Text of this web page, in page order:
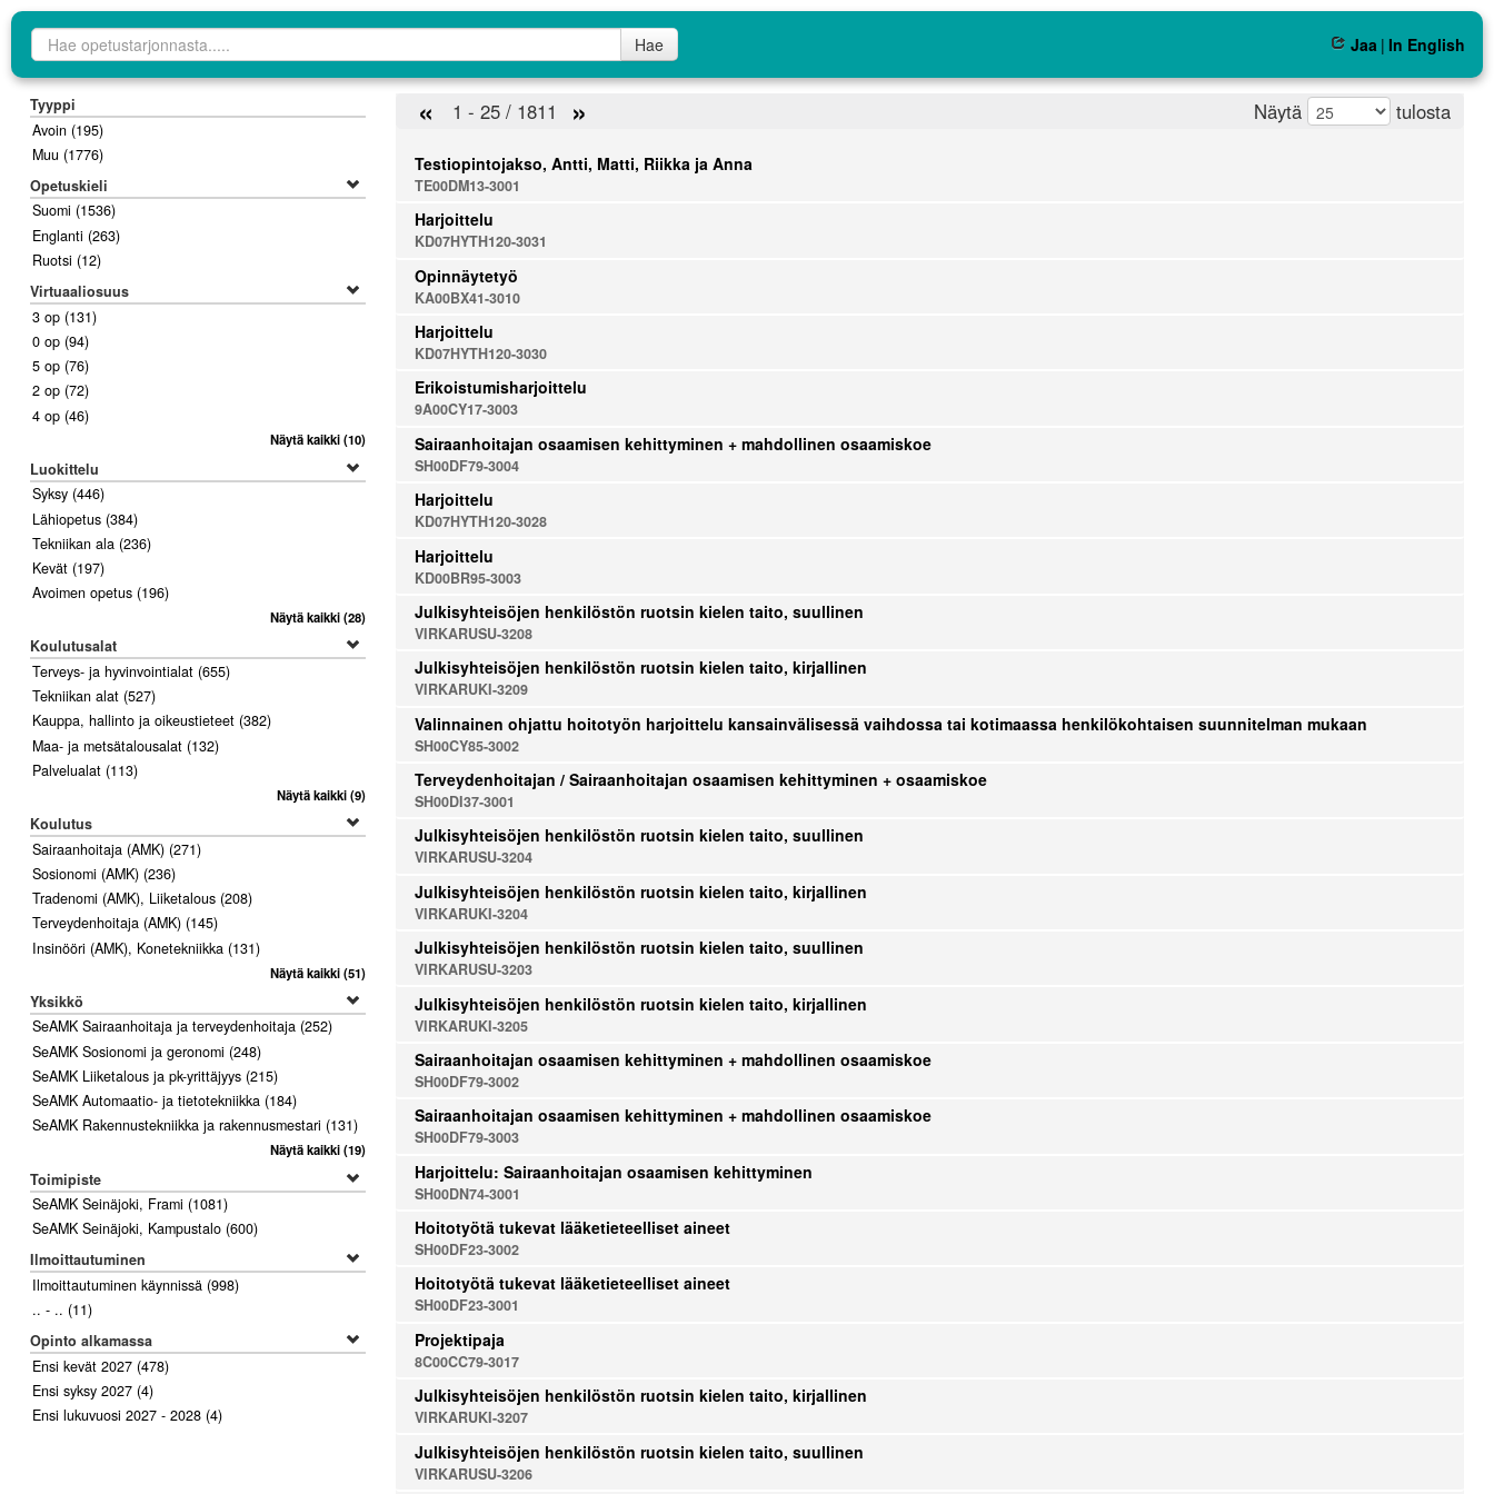
Opetustarjontahaku Hae Jaa | In English
Tyyppi
Avoin (195)
Muu (1776)
Opetuskieli
Suomi (1536)
Englanti (263)
Ruotsi (12)
Virtuaaliosuus
3 op (131)
0 op (94)
5 op (76)
2 op (72)
4 op (46)
Näytä kaikki(10)
Luokittelu
Syksy (446)
Lähiopetus (384)
Tekniikan ala (236)
Kevät (197)
Avoimen opetus (196)
Näytä kaikki(28)
Koulutusalat
Terveys- ja hyvinvointialat (655)
Tekniikan alat (527)
Kauppa, hallinto ja oikeustieteet (382)
Maa- ja metsätalousalat (132)
Palvelualat (113)
Näytä kaikki(9)
Koulutus
Sairaanhoitaja (AMK) (271)
Sosionomi (AMK) (236)
Tradenomi (AMK), Liiketalous (208)
Terveydenhoitaja (AMK) (145)
Insinööri (AMK), Konetekniikka (131)
Näytä kaikki(51)
Yksikkö
SeAMK Sairaanhoitaja ja terveydenhoitaja (252)
SeAMK Sosionomi ja geronomi (248)
SeAMK Liiketalous ja pk-yrittäjyys (215)
SeAMK Automaatio- ja tietotekniikka (184)
SeAMK Rakennustekniikka ja rakennusmestari (131)
Näytä kaikki(19)
Toimipiste
SeAMK Seinäjoki, Frami (1081)
SeAMK Seinäjoki, Kampustalo (600)
Ilmoittautuminen
Ilmoittautuminen käynnissä (998)
.. - .. (11)
Opinto alkamassa
Ensi kevät 2027 (478)
Ensi syksy 2027 (4)
Ensi lukuvuosi 2027 - 2028 (4)
« 1 - 25 / 1811 » Näytä tulosta
Testiopintojakso, Antti, Matti, Riikka ja Anna
TE00DM13-3001
Harjoittelu
KD07HYTH120-3031
Opinnäytetyö
KA00BX41-3010
Harjoittelu
KD07HYTH120-3030
Erikoistumisharjoittelu
9A00CY17-3003
Sairaanhoitajan osaamisen kehittyminen + mahdollinen osaamiskoe
SH00DF79-3004
Harjoittelu
KD07HYTH120-3028
Harjoittelu
KD00BR95-3003
Julkisyhteisöjen henkilöstön ruotsin kielen taito, suullinen
VIRKARUSU-3208
Julkisyhteisöjen henkilöstön ruotsin kielen taito, kirjallinen
VIRKARUKI-3209
Valinnainen ohjattu hoitotyön harjoittelu kansainvälisessä vaihdossa tai kotimaassa henkilökohtaisen suunnitelman mukaan
SH00CY85-3002
Terveydenhoitajan / Sairaanhoitajan osaamisen kehittyminen + osaamiskoe
SH00DI37-3001
Julkisyhteisöjen henkilöstön ruotsin kielen taito, suullinen
VIRKARUSU-3204
Julkisyhteisöjen henkilöstön ruotsin kielen taito, kirjallinen
VIRKARUKI-3204
Julkisyhteisöjen henkilöstön ruotsin kielen taito, suullinen
VIRKARUSU-3203
Julkisyhteisöjen henkilöstön ruotsin kielen taito, kirjallinen
VIRKARUKI-3205
Sairaanhoitajan osaamisen kehittyminen + mahdollinen osaamiskoe
SH00DF79-3002
Sairaanhoitajan osaamisen kehittyminen + mahdollinen osaamiskoe
SH00DF79-3003
Harjoittelu: Sairaanhoitajan osaamisen kehittyminen
SH00DN74-3001
Hoitotyötä tukevat lääketieteelliset aineet
SH00DF23-3002
Hoitotyötä tukevat lääketieteelliset aineet
SH00DF23-3001
Projektipaja
8C00CC79-3017
Julkisyhteisöjen henkilöstön ruotsin kielen taito, kirjallinen
VIRKARUKI-3207
Julkisyhteisöjen henkilöstön ruotsin kielen taito, suullinen
VIRKARUSU-3206